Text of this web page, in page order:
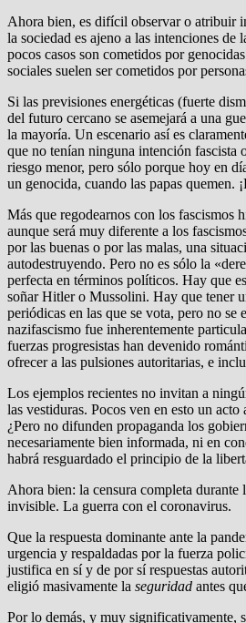
Ahora bien, es difícil observar o atribuir
la sociedad es ajeno a las intenciones de
pocos casos son cometidos por
sociales suelen ser cometidos por
Si las previsiones energéticas (fuerte
del futuro cercano se asemejará a una
la mayoría. Un escenario así es
que no tenían ninguna intención fascista
riesgo menor, pero sólo porque hoy en
un genocida, cuando las papas quemen.
Más que regodearnos con los fascismos
aunque será muy diferente a los
por las buenas o por las malas, una
autodestruyendo. Pero no es sólo la
perfecta en términos políticos. Hay que
soñar Hitler o Mussolini. Hay que tener
periódicas en las que se vota, pero no
nazifascismo fue inherentemente
fuerzas progresistas han devenido
ofrecer a las pulsiones autoritarias, e
Los ejemplos recientes no invitan a
las vestiduras. Pocos ven en esto un
¿Pero no difunden propaganda los
necesariamente bien informada, ni en
habrá resguardado el principio de la
Ahora bien: la censura completa durante
invisible. La guerra con el coronavirus.
Que la respuesta dominante ante la
urgencia y respaldadas por la fuerza
justifica en sí y de por sí respuestas
eligió masivamente la seguridad antes
Por lo demás, y muy significativamente,